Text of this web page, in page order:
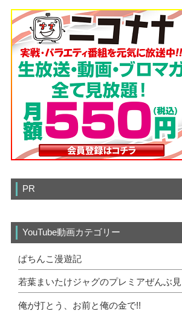
PR
YouTube動画カテゴリー
ぱちんこ漫遊記
若葉まいたけジャグのプレミアぜんぶ
俺が打とう、お前と俺の金で!!